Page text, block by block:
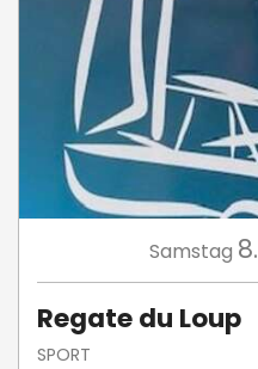
Samstag 8.
Regate du Loup
SPORT